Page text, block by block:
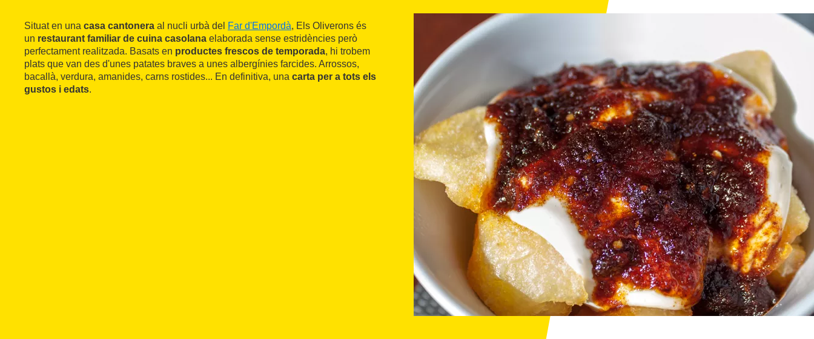
Situat en una casa cantonera al nucli urbà del Far d'Empordà, Els Oliverons és
un restaurant familiar de cuina casolana elaborada sense estridències però
perfectament realitzada. Basats en productes frescos de temporada, hi trobem
plats que van des d'unes patates braves a unes albergínies farcides. Arrossos,
bacallà, verdura, amanides, carns rostides... En definitiva, una carta per a tots els
gustos i edats.